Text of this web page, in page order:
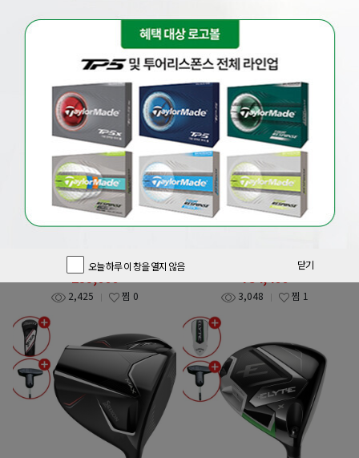
오늘 하루 이 창을 열지 않음 닫기
[마제스티]
[마제스티코리아정품] 21년 마루망
850,000원
299,000
2,425 찜 0
[핑]
증정 삼양인터내셔날정품 핑 G440
754,400
3,048 찜 1